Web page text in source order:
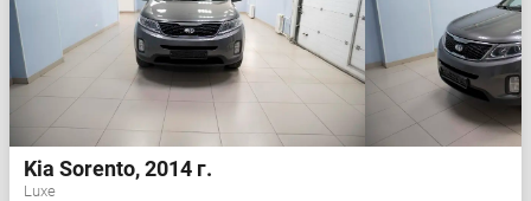
Kia Sorento, 2014 г.
Luxe